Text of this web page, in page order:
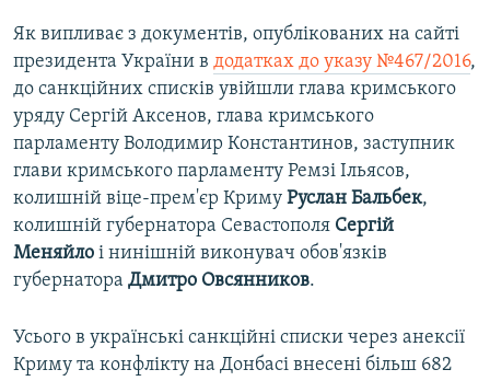
Як випливає з документів, опублікованих на сайті
президента України в додатках до указу №467/2016,
до санкційних списків увійшли глава кримського
уряду Сергій Аксенов, глава кримського
парламенту Володимир Константинов, заступник
глави кримського парламенту Ремзі Ільясов,
колишній віце-прем'єр Криму Руслан Бальбек,
колишній губернатора Севастополя Сергій
Меняйло і нинішній виконувач обов'язків
губернатора Дмитро Овсянников.
Усього в українські санкційні списки через анексії
Криму та конфлікту на Донбасі внесені більш 682